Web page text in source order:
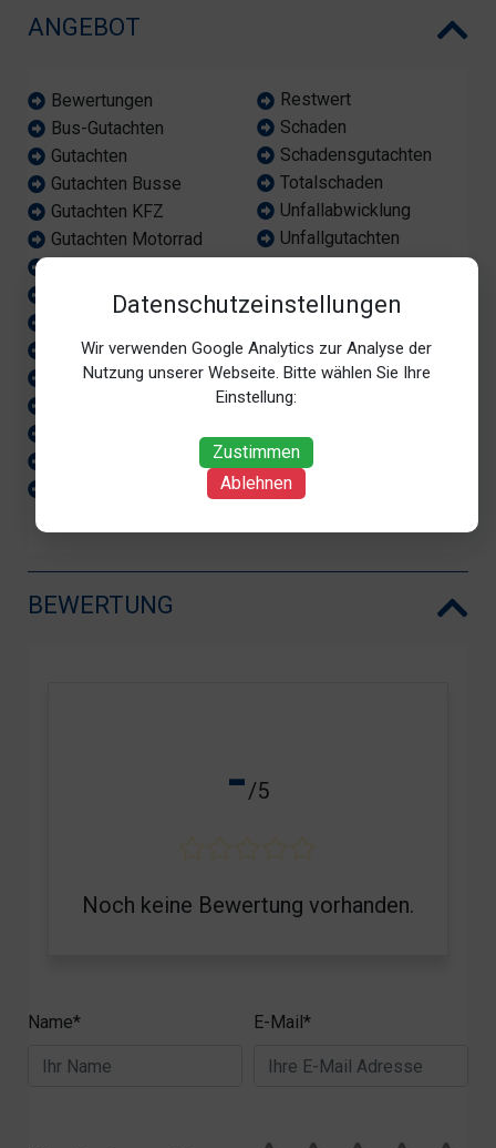
Datenschutzeinstellungen
Wir verwenden Google Analytics zur Analyse der
Nutzung unserer Webseite. Bitte wählen Sie Ihre
Einstellung:
Zustimmen
Ablehnen
ANGEBOT
Bewertungen
Bus-Gutachten
Gutachten
Gutachten Busse
Gutachten KFZ
Gutachten Motorrad
Lackschaden
Motorradgutachten
Motorradvermessung
Restwert
Schaden
Schadensgutachten
Totalschaden
Unfallabwicklung
Unfallgutachten
Unfallschaden
Wertgutachten
Wertminderung
Wertschätzung
Wiederbeschaffungswe
unabhängiger Sachverst
ändiger
BEWERTUNG
-/5
Noch keine Bewertung vorhanden.
Name* E-Mail*